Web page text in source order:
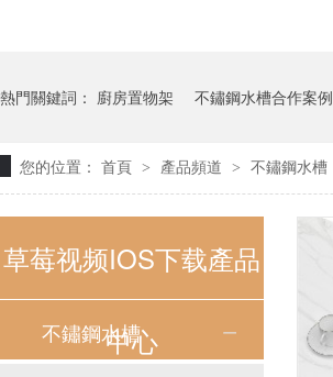
熱門關鍵詞： 廚房置物架 不鏽鋼水槽合作案例
您的位置： 首頁 > 產品頻道 > 不鏽鋼水槽
草莓视频IOS下载產品
中心
不鏽鋼水槽